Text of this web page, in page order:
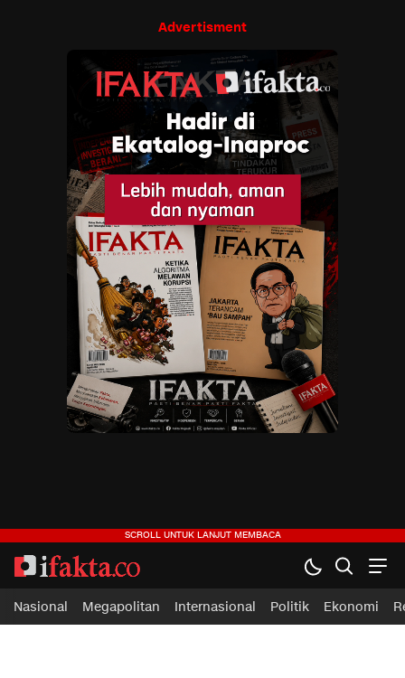
Advertisment
ifakta.co
#pastibenar
Nasional Megapolitan Internasional Politik Ekonomi